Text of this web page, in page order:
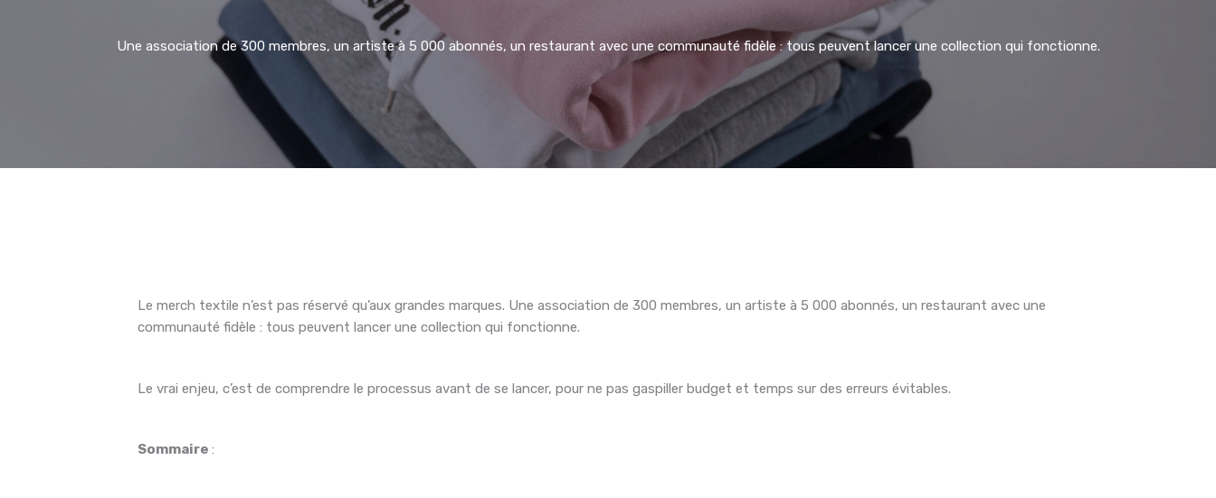
Une association de 300 membres, un artiste à 5 000 abonnés, un restaurant avec une communauté fidèle : tous peuvent lancer une collection qui fonctionne.
Le merch textile n’est pas réservé qu’aux grandes marques. Une association de 300 membres, un artiste à 5 000 abonnés, un restaurant avec une
communauté fidèle : tous peuvent lancer une collection qui fonctionne.
Le vrai enjeu, c’est de comprendre le processus avant de se lancer, pour ne pas gaspiller budget et temps sur des erreurs évitables.
Sommaire: